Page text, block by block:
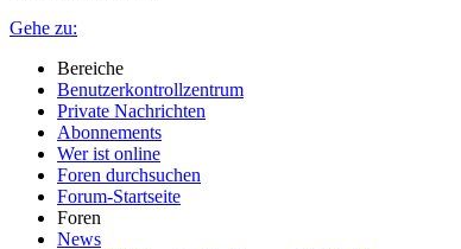
Gehe zu:
Bereiche
Benutzerkontrollzentrum
Private Nachrichten
Abonnements
Wer ist online
Foren durchsuchen
Forum-Startseite
Foren
News